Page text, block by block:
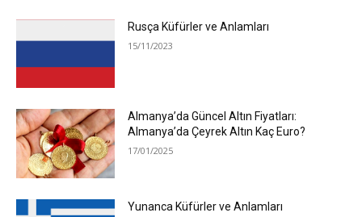
Rusça Küfürler ve Anlamları
15/11/2023
Almanya’da Güncel Altın Fiyatları:
Almanya’da Çeyrek Altın Kaç Euro?
17/01/2025
Yunanca Küfürler ve Anlamları